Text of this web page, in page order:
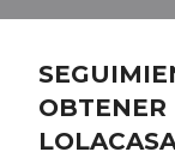
OBTENER